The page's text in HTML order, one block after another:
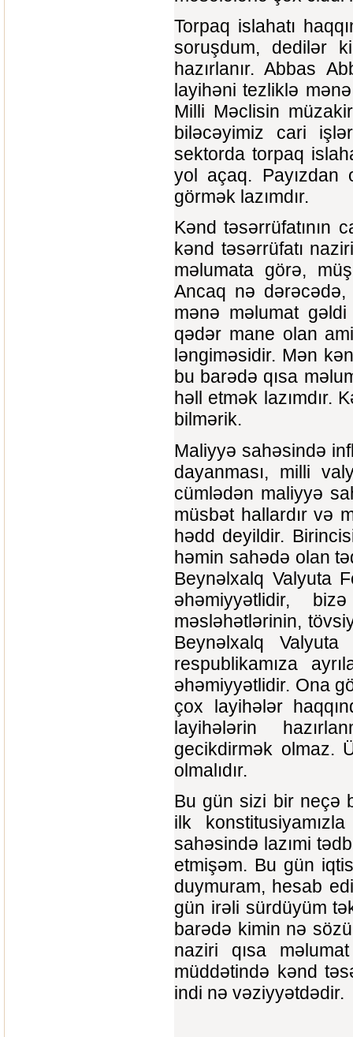
Torpaq islahatı
soruşdum, dedilər
hazırlanır. Abbas
layihəni tezliklə
Milli Məclisin
biləcəyimiz cari
sektorda torpaq
yol açaq.
görmək lazımdır.
Kənd təsərrüfatının
kənd təsərrüfatı
məlumata görə,
Ancaq nə
mənə məlumat
qədər mane olan
ləngiməsidir. Mən
bu barədə qısa
həll etmək lazımdır.
bilmərik.
Maliyyə sahəsində
dayanması, milli
cümlədən maliyyə
müsbət hallardır və
hədd deyildir.
həmin sahədə olan
Beynəlxalq Valyuta
əhəmiyyətlidir,
məsləhətlərinin,
Beynəlxalq
respublikamıza
əhəmiyyətlidir. Ona
çox layihələr
layihələrin
gecikdirmək olmaz.
olmalıdır.
Bu gün sizi bir neçə
ilk
sahəsində lazımi
etmişəm. Bu gün
duymuram, hesab
gün irəli sürdüyüm
barədə kimin nə
naziri qısa
müddətində kənd
indi nə vəziyyətdədir.